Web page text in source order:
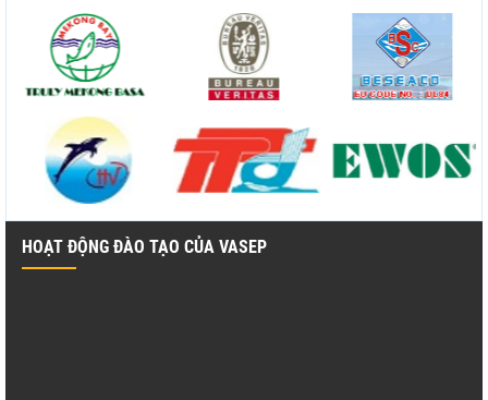
HOẠT ĐỘNG ĐÀO TẠO CỦA VASEP